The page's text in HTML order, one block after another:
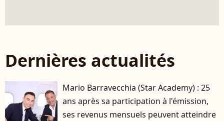
Dernières actualités
Mario Barravecchia (Star Academy) : 25
ans après sa participation à l'émission,
ses revenus mensuels peuvent atteindre